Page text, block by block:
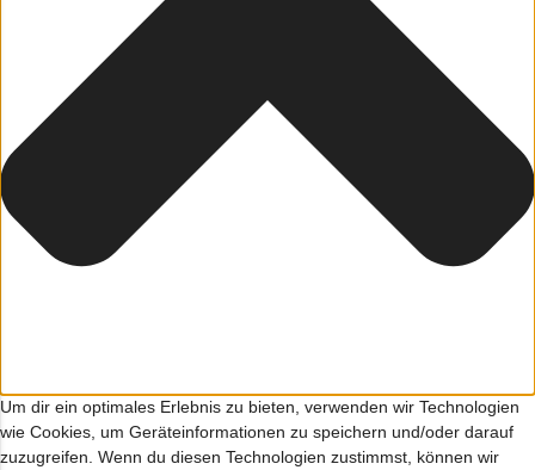
Um dir ein optimales Erlebnis zu bieten, verwenden wir Technologien
wie Cookies, um Geräteinformationen zu speichern und/oder darauf
zuzugreifen. Wenn du diesen Technologien zustimmst, können wir